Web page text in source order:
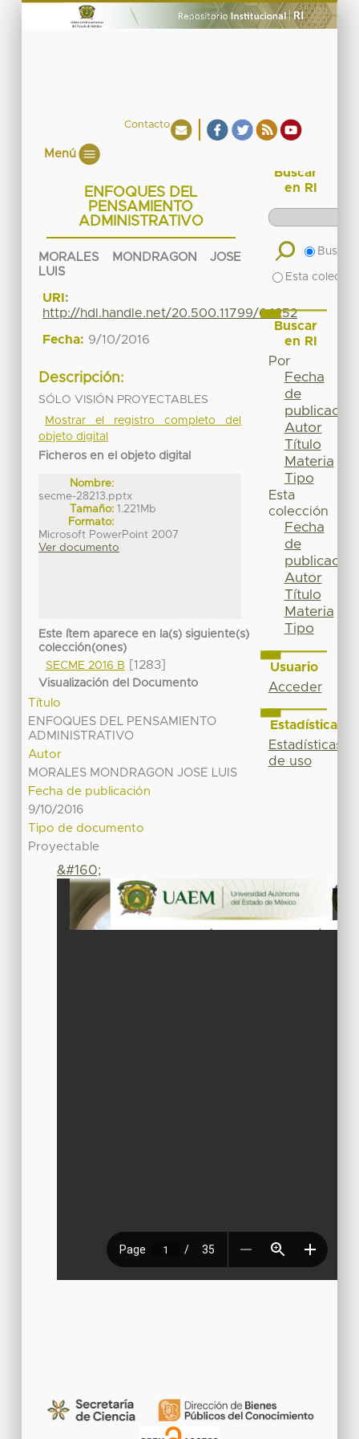
Contacto
Menú
ENFOQUES DEL
PENSAMIENTO
ADMINISTRATIVO
MORALES MONDRAGON JOSE
LUIS
URI:
http://hdl.handle.net/20.500.11799/64252
Fecha: 9/10/2016
Descripción:
SÓLO VISIÓN PROYECTABLES
Mostrar el registro completo del
objeto digital
Ficheros en el objeto digital
Nombre:
secme-28213.pptx
Tamaño: 1.221Mb
Formato:
Microsoft PowerPoint 2007
Ver documento
Este ítem aparece en la(s) siguiente(s)
colección(ones)
SECME 2016 B
[1283]
Visualización del Documento
Título
ENFOQUES DEL PENSAMIENTO
ADMINISTRATIVO
Autor
MORALES MONDRAGON JOSE LUIS
Fecha de publicación
9/10/2016
Tipo de documento
Proyectable
&#160;
Buscar
en RI
Buscar
Esta
Buscar
en RI
Por
Fecha
de
publicación
Autor
Título
Materia
Tipo
Esta
colección
Fecha
de
publicación
Autor
Título
Materia
Tipo
Usuario
Acceder
Estadísticas
Estadísticas
de uso